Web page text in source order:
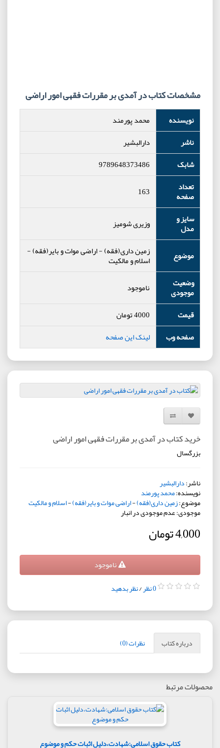
مشخصات کتاب در آمدی بر مقررات فقهی امور اراضی
نویسنده
محمد پورمند
ناشر
دارالبشیر
شابک
9789648373486
تعداد
صفحه
163
سایز و
مدل وزیری شومیز
موضوع زمین داری(فقه)-اراضی موات و بایر(فقه)-
اسلام و مالکیت
وضعیت
موجودی
ناموجود
قیمت
4000تومان
صفحه وب
لینک این صفحه
افزودن به لیست دلخواه
مقایسه این محصول
خرید کتاب در آمدی بر مقررات فقهی امور اراضی
بزرگسال
ناشر:دارالبشیر
نویسنده:محمد پورمند
موضوع:زمین داری(فقه)-اراضی موات و بایر(فقه)-اسلام و مالکیت
موجودی: عدم موجودی در انبار
4,000 تومان
ناموجود
0 نظر /نظر بدهید
درباره کتاب نظرات (0)
محصولات مرتبط
کتاب حقوق اسلامی:شهادت،دلیل اثبات حکم و موضوع